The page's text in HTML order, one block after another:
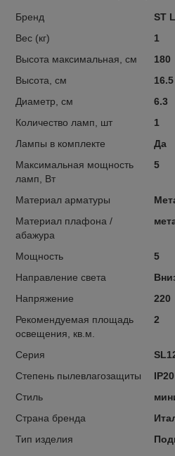
Бренд
ST
Вес (кг)
1
Высота максимальная, см
180
Высота, см
16.5
Диаметр, см
6.3
Количество ламп, шт
1
Лампы в комплекте
Да
Максимальная мощность
ламп, Вт
5
Материал арматуры
Материал плафона /
абажура
Мощность
5
Направление света
Напряжение
220
Рекомендуемая площадь
освещения, кв.м.
2
Серия
Степень пылевлагозащиты
IP20
Стиль
Страна бренда
Тип изделия